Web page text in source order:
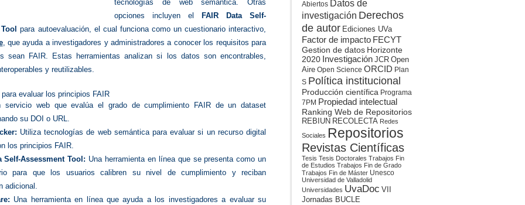
tecnologías de web semántica. Otras
opciones incluyen el
FAIR Data Self-
para autoevaluación, el cual funciona como un cuestionario interactivo,
, que ayuda a investigadores y administradores a conocer los requisitos para
sean FAIR. Estas herramientas analizan si los datos son encontrables,
y reutilizables.
para evaluar los principios FAIR
servicio web que evalúa el grado de cumplimiento FAIR de un dataset
su DOI o URL.
Utiliza tecnologías de web semántica para evaluar si un recurso digital
los principios FAIR.
Self-Assessment Tool: Una herramienta en línea que se presenta como un
para que los usuarios calibren su nivel de cumplimiento y reciban
adicional.
Una herramienta en línea que ayuda a los investigadores a evaluar su
Abiertos Datos de
investigación Derechos
de autor Ediciones UVa
Factor de impacto FECYT
Gestion de datos Horizonte
2020 Investigación JCR Open
Aire Open Science ORCID Plan
S Política institucional
Producción científica Programa
7PM Propiedad intelectual
Ranking Web de Repositorios
REBIUN RECOLECTA Redes
Sociales Repositorios
Revistas Científicas
Tesis Tesis Doctorales Trabajos Fin
de Estudios Trabajos Fin de Grado
Trabajos Fin de Máster Unesco
Universidad de Valladolid
Universidades UvaDoc VII
Jornadas BUCLE